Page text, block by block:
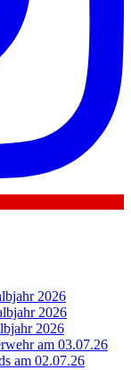
2026
2026
2026
am 03.07.26
am 02.07.26